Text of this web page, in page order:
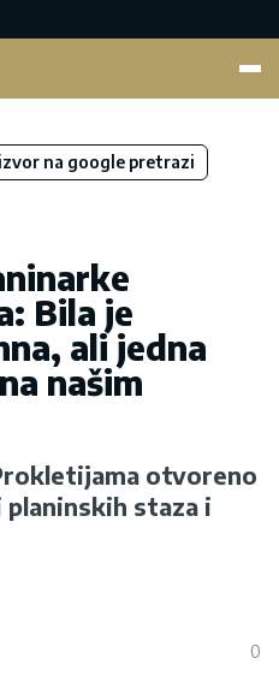
na google pretrazi
Bila je
ali jedna
našim
otvoreno
staza i
0